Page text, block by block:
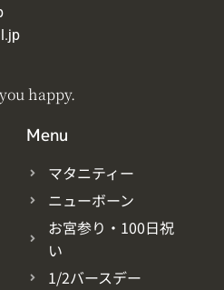
happy.
Menu
マタニティー
ニューボーン
お宮参り・100日祝
い
1/2バースデー